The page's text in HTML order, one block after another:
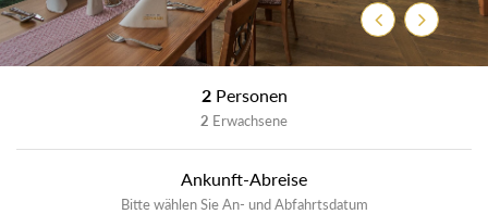
ZurückWeiter
2 Personen
2 Erwachsene
Ankunft-Abreise
Bitte wählen Sie An- und Abfahrtsdatum